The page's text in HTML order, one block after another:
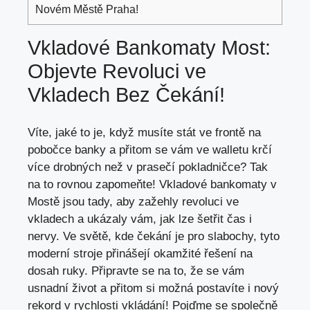
Novém Městě Praha!
Vkladové Bankomaty Most:
Objevte Revoluci ve
Vkladech Bez Čekání!
Víte, jaké to je, když musíte stát ve frontě na
pobočce banky a přitom se vám ve walletu krčí
více drobných než v prasečí pokladničce? Tak
na to rovnou zapomeňte! Vkladové bankomaty v
Mostě jsou tady, aby zažehly revoluci ve
vkladech a ukázaly vám, jak lze šetřit čas i
nervy. Ve světě, kde čekání je pro slabochy, tyto
moderní stroje přinášejí okamžité řešení na
dosah ruky. Připravte se na to, že se vám
usnadní život a přitom si možná postavíte i nový
rekord v rychlosti vkládání! Pojďme se společně